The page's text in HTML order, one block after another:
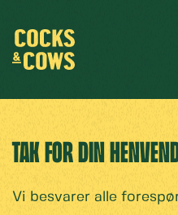
Skip to main content
Tak for din
Vi besvarer alle